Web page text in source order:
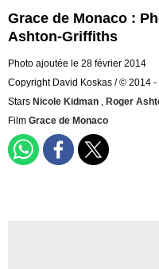
Grace de Monaco :
Ashton-Griffiths
Photo ajoutée le 28 février 2014
Copyright David Koskas / © 2014 -
Stars Nicole Kidman , Roger
Film Grace de Monaco